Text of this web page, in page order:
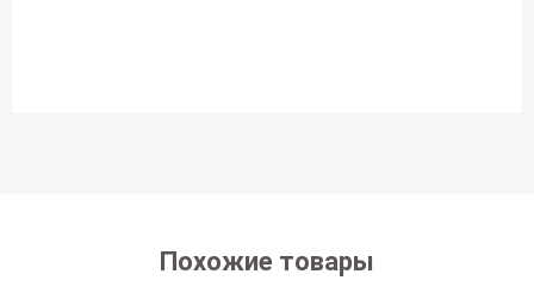
Похожие товары